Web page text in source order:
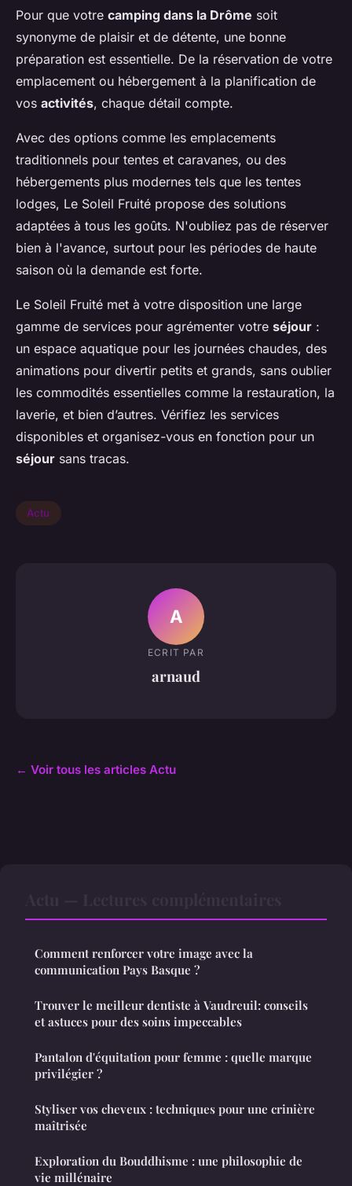
Pour que votre camping dans la Drôme soit
synonyme de plaisir et de détente, une bonne
préparation est essentielle. De la réservation de votre
emplacement ou hébergement à la planification de
vos activités, chaque détail compte.
Avec des options comme les emplacements
traditionnels pour tentes et caravanes, ou des
hébergements plus modernes tels que les tentes
lodges, Le Soleil Fruité propose des solutions
adaptées à tous les goûts. N'oubliez pas de réserver
bien à l'avance, surtout pour les périodes de haute
saison où la demande est forte.
Le Soleil Fruité met à votre disposition une large
gamme de services pour agrémenter votre séjour :
un espace aquatique pour les journées chaudes, des
animations pour divertir petits et grands, sans oublier
les commodités essentielles comme la restauration, la
laverie, et bien d’autres. Vérifiez les services
disponibles et organisez-vous en fonction pour un
séjour sans tracas.
Actu
A
ECRIT PAR
arnaud
← Voir tous les articles Actu
Comment renforcer votre image avec la
communication Pays Basque ?
Trouver le meilleur dentiste à Vaudreuil: conseils
et astuces pour des soins impeccables
Pantalon d'équitation pour femme : quelle marque
privilégier ?
Styliser vos cheveux : techniques pour une crinière
maîtrisée
Exploration du Bouddhisme : une philosophie de
vie millénaire